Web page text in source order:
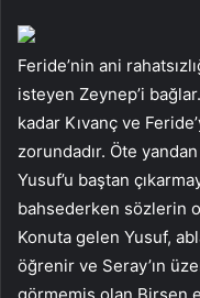
Feride’nin ani
isteyen Zeynep’i
kadar Kıvanç ve
zorundadır. Öte
Yusuf’u baştan
bahsederken sözlerin
Konuta gelen Yusuf,
öğrenir ve Seray’ın
görmemiş olan Birsen